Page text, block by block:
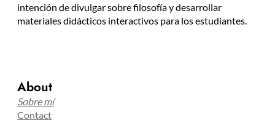
intención de divulgar sobre filosofía y desarrollar
materiales didácticos interactivos para los estudiantes.
About
Sobre mí
Contact